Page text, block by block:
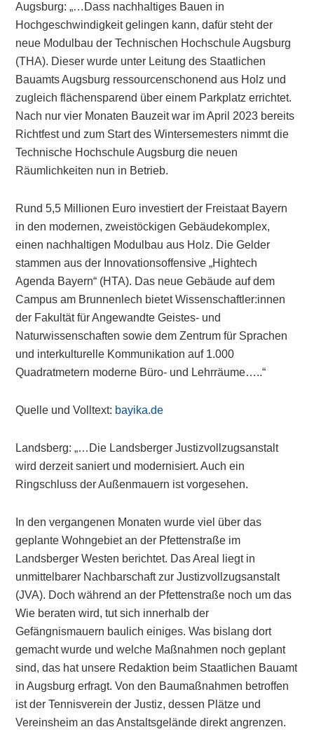
Augsburg: „…Dass nachhaltiges Bauen in
Hochgeschwindigkeit gelingen kann, dafür steht der
neue Modulbau der Technischen Hochschule Augsburg
(THA). Dieser wurde unter Leitung des Staatlichen
Bauamts Augsburg ressourcenschonend aus Holz und
zugleich flächensparend über einem Parkplatz errichtet.
Nach nur vier Monaten Bauzeit war im April 2023 bereits
Richtfest und zum Start des Wintersemesters nimmt die
Technische Hochschule Augsburg die neuen
Räumlichkeiten nun in Betrieb.
Rund 5,5 Millionen Euro investiert der Freistaat Bayern
in den modernen, zweistöckigen Gebäudekomplex,
einen nachhaltigen Modulbau aus Holz. Die Gelder
stammen aus der Innovationsoffensive „Hightech
Agenda Bayern“ (HTA). Das neue Gebäude auf dem
Campus am Brunnenlech bietet Wissenschaftler:innen
der Fakultät für Angewandte Geistes- und
Naturwissenschaften sowie dem Zentrum für Sprachen
und interkulturelle Kommunikation auf 1.000
Quadratmetern moderne Büro- und Lehrräume…..“
Quelle und Volltext: bayika.de
Landsberg: „…Die Landsberger Justizvollzugsanstalt
wird derzeit saniert und modernisiert. Auch ein
Ringschluss der Außenmauern ist vorgesehen.
In den vergangenen Monaten wurde viel über das
geplante Wohngebiet an der Pfettenstraße im
Landsberger Westen berichtet. Das Areal liegt in
unmittelbarer Nachbarschaft zur Justizvollzugsanstalt
(JVA). Doch während an der Pfettenstraße noch um das
Wie beraten wird, tut sich innerhalb der
Gefängnismauern baulich einiges. Was bislang dort
gemacht wurde und welche Maßnahmen noch geplant
sind, das hat unsere Redaktion beim Staatlichen Bauamt
in Augsburg erfragt. Von den Baumaßnahmen betroffen
ist der Tennisverein der Justiz, dessen Plätze und
Vereinsheim an das Anstaltsgelände direkt angrenzen.